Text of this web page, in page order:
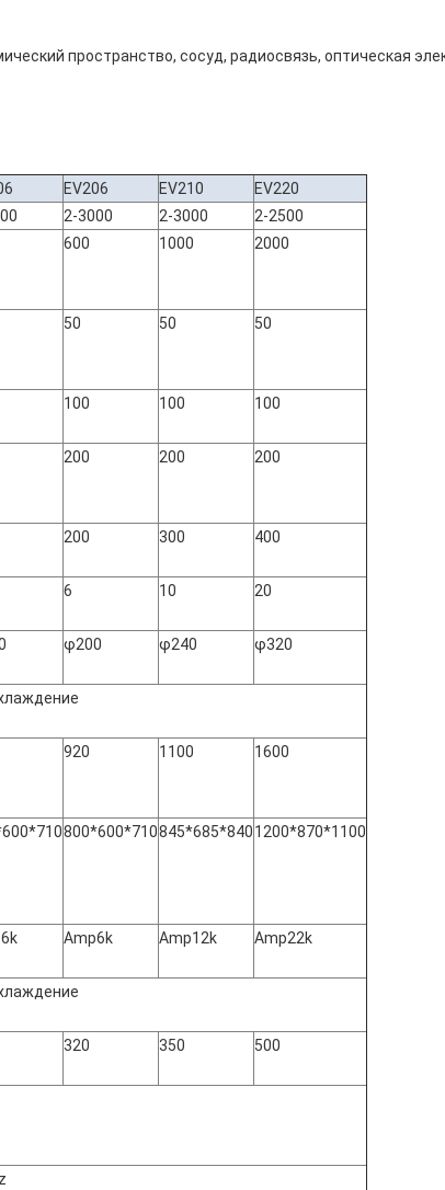
пространство, сосуд, радиосвязь, оптическая
EV206 EV210
EV220
2-3000 2-3000
2-2500
600 1000 2000
50 50 50
100 100 100
200 200 200
200 300 400
6 10 20
φ200 φ240 φ320
920 1100 1600
800*600*710845*685*8401200*870*1100
Amp6k Amp12k Amp22k
320 350 500